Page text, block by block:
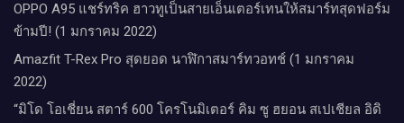
OPPO A95 แชร์ทริค ฮาวทูเป็นสายเอ็นเตอร์เทนให้สมาร์ทสุดฟอร์ม
ข้ามปี! (1 มกราคม 2022)
Amazfit T-Rex Pro สุดยอด นาฬิกาสมาร์ทวอทช์ (1 มกราคม
2022)
“มิโด โอเชี่ยน สตาร์ 600 โครโนมิเตอร์ คิม ซู ฮยอน สเปเชียล อิดิ